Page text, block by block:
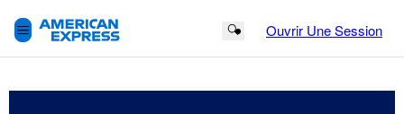
Search ButtonOuvrir Une Session